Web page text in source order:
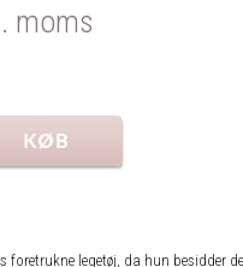
moms
legetøj, da hun besidder